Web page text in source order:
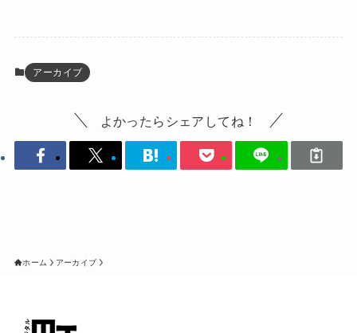
アーカイブ
よかったらシェアしてね！
ホーム アーカイブ